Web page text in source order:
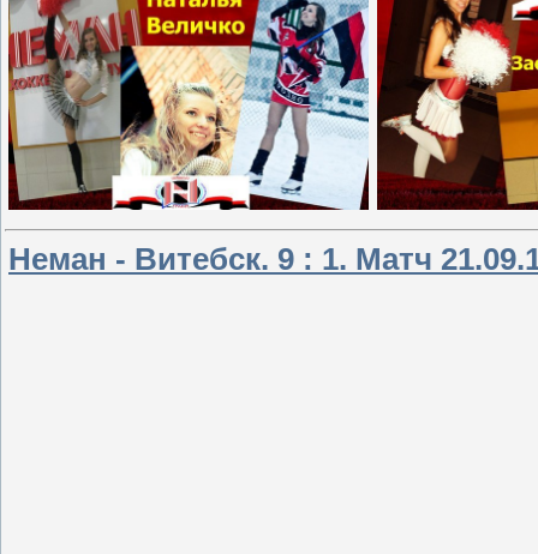
Неман - Витебск. 9 : 1. Матч